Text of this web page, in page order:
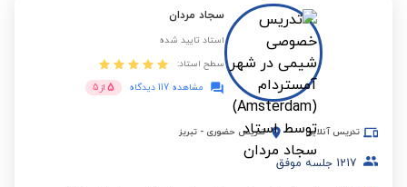
سجاد مردان
استاد تایید شده
سطح استاد:
مشاهده 117 دیدگاه
5 از 5
تدریس آنلاین تدریس حضوری - تبریز
1217 جلسه موفق